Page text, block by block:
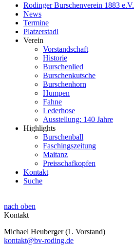
Rodinger Burschenverein 1883 e.V.
News
Termine
Platzerstadl
Verein
Vorstandschaft
Historie
Burschenlied
Burschenkutsche
Burschenhorn
Humpen
Fahne
Lederhose
Ausstellung: 140 Jahre
Highlights
Burschenball
Faschingszeitung
Maitanz
Preisschafkopfen
Kontakt
Suche
nach oben
Kontakt
Michael Heuberger (1. Vorstand)
kontakt@bv-roding.de